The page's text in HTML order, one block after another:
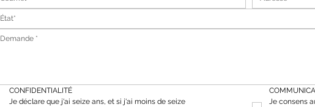
État*
CONFIDENTIALITÉ
Je déclare que j'ai seize ans, et si j'ai moins de seize
Je consens